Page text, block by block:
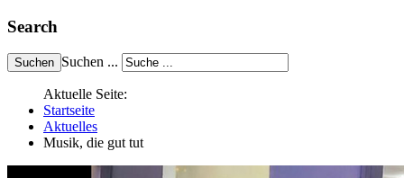
Search
Suchen ...
Aktuelle Seite:
Startseite
Aktuelles
Musik, die gut tut